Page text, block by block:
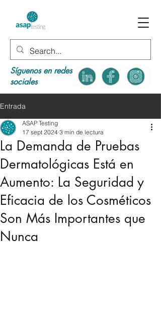
Síguenos en redes
sociales
Entrada
La Demanda de Pruebas
Dermatológicas Está en
Aumento: La Seguridad y
Eficacia de los Cosméticos
Son Más Importantes que
Nunca
ASAP Testing
17 sept 2024 3 min de lectura